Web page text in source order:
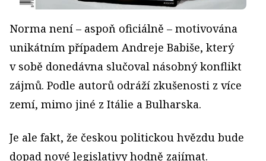
Norma není – aspoň oficiálně – motivována
unikátním případem Andreje Babiše, který
v sobě donedávna slučoval násobný konflikt
zájmů. Podle autorů odráží zkušenosti z více
zemí, mimo jiné z Itálie a Bulharska.
Je ale fakt, že českou politickou hvězdu bude
dopad nové legislativy hodně zajímat.